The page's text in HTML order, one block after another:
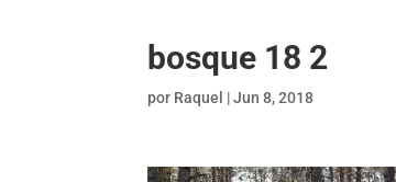
bosque 18 2
por Raquel |Jun 8, 2018